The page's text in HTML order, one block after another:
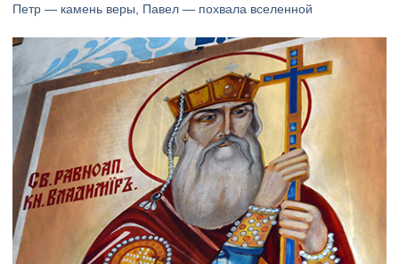
Петр — камень веры, Павел — похвала вселенной